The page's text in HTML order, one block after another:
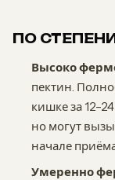
ПО
Высоко
пектин.
кишке за
но могут
начале
Умеренно